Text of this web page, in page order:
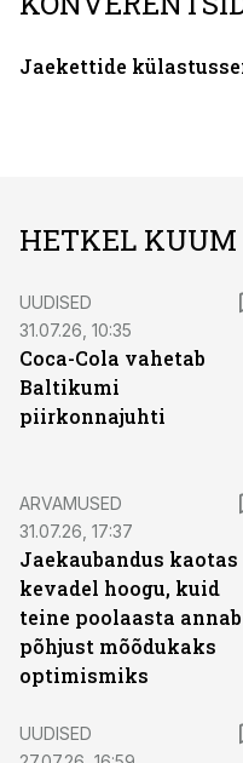
Jaekettide
HETKEL KUUM
UUDISED
31.07.26, 10:35
Coca-Cola vahetab
Baltikumi
piirkonnajuhti
ARVAMUSED
31.07.26, 17:37
Jaekaubandus kaotas
kevadel hoogu, kuid
teine poolaasta annab
põhjust mõõdukaks
optimismiks
UUDISED